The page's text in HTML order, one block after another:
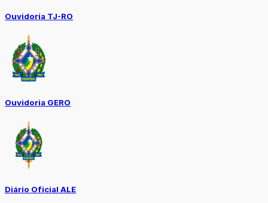
Ouvidoria TJ-RO
Ouvidoria GERO
Diário Oficial ALE